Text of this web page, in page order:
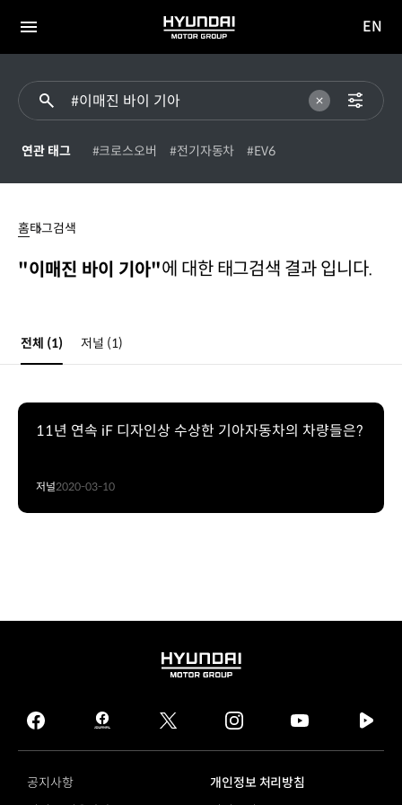
전체
HYUNDAI
MOTOR
이동
EN
연관 태그 #크로스오버 #전기자동차 #EV6
바이홈태그검색
"이매진 바이 기아"에 대한 태그검색 결과 입니다.
전체 (1) 저널 (1)
11년 연속 iF 디자인상 수상한 기아자동차의 차량들은?
저널2020-03-10
HYUNDAI
GROUP
facebook
hmg
journal
twitter instagram
tv
공지사항
개인정보 처리방침